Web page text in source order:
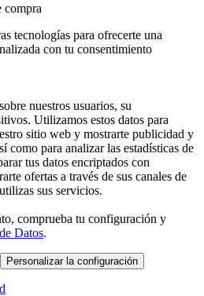
compra
tecnologías para ofrecerte una
con tu consentimiento
nuestros usuarios, su
Utilizamos estos datos para
sitio web y mostrarte publicidad y
como para analizar las estadísticas de
tus datos encriptados con
ofertas a través de sus canales de
sus servicios.
comprueba tu configuración y
Datos.
Personalizar la configuración